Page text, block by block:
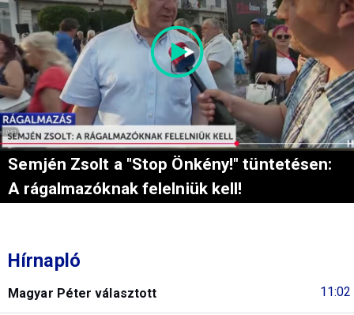
Semjén Zsolt a "Stop Önkény!" tüntetésen:
A rágalmazóknak felelniük kell!
Hírnapló
11:02
Magyar Péter választott